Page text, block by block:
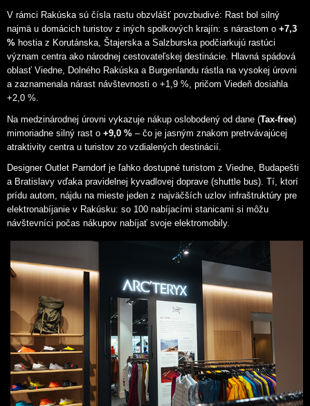
V rámci Rakúska sú čísla rastu obzvlášť povzbudivé: Rast bol silný
najmä u domácich turistov z iných spolkových krajín: s nárastom o +7,3
% hostia z Korutánska, Štajerska a Salzburska podčiarkujú rastúci
význam centra ako národnej cestovateľskej destinácie. Hlavná spádová
oblasť Viedne, Dolného Rakúska a Burgenlandu rástla na vysokej úrovni
a zaznamenala nárast návštevnosti o +1,9 %, pričom Viedeň dosiahla
+2,0 %.
Na medzinárodnej úrovni vykazuje nákup oslobodený od dane (Tax-free)
mimoriadne silný rast o +9,0 % – čo je jasným znakom pretrvávajúcej
atraktivity centra u turistov zo vzdialených destinácií.
Designer Outlet Parndorf je ľahko dostupné turistom z Viedne, Budapešti
a Bratislavy vďaka pravidelnej kyvadlovej doprave (shuttle bus). Tí, ktorí
prídu autom, nájdu na mieste jeden z najväčších uzlov infraštruktúry pre
elektronabíjanie v Rakúsku: so 100 nabíjacími stanicami si môžu
návštevníci počas nákupov nabíjať svoje elektromobily.